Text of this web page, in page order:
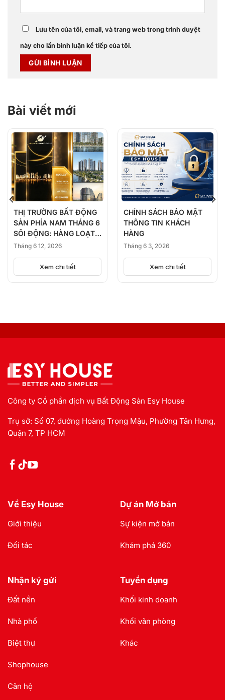
Lưu tên của tôi, email, và trang web trong trình duyệt
này cho lần bình luận kế tiếp của tôi.
Bài viết mới
THỊ TRƯỜNG BẤT ĐỘNG
SẢN PHÍA NAM THÁNG 6
SÔI ĐỘNG: HÀNG LOẠT
DỰ ÁN ĐỒNG LOẠT
NGUỒN CUNG
Tháng 6 12, 2026
Xem chi tiết
CHÍNH SÁCH BẢO MẬT
THÔNG TIN KHÁCH
HÀNG
Tháng 6 3, 2026
Xem chi tiết
Công ty Cổ phần dịch vụ Bất Động Sản Esy House
Trụ sở: Số 07, đường Hoàng Trọng Mậu, Phường Tân Hưng,
Quận 7, TP HCM
Về Esy House
Giới thiệu
Đối tác
Dự án Mở bán
Sự kiện mở bán
Khám phá 360
Nhận ký gửi
Đất nền
Nhà phố
Biệt thự
Shophouse
Căn hộ
Tuyển dụng
Khối kinh doanh
Khối văn phòng
Khác